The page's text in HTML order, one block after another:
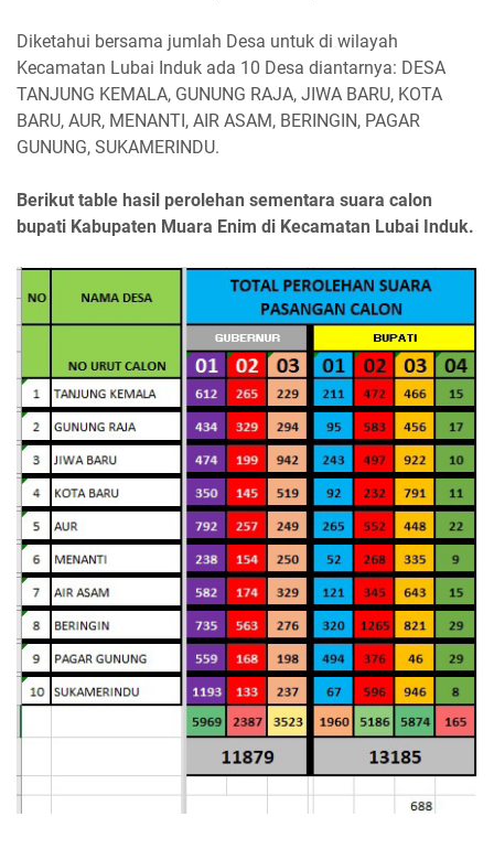
Diketahui bersama jumlah Desa untuk di wilayah
Kecamatan Lubai Induk ada 10 Desa diantarnya: DESA
TANJUNG KEMALA, GUNUNG RAJA, JIWA BARU, KOTA
BARU, AUR, ΜΕΝΑΝΤI, AIR ASAM, BERINGIN, PAGAR
GUNUNG, SUKAMERINDU.
Berikut table hasil perolehan sementara suara calon
bupati Kabupaten Muara Enim di Kecamatan Lubai Induk.